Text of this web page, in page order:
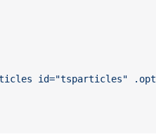
id="tsparticles"